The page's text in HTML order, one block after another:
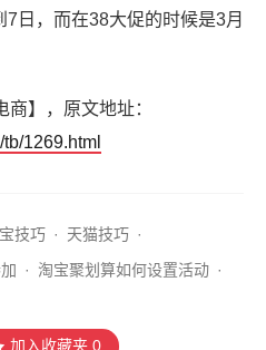
日，而在38大促的时候是3月
】，原文地址：
1269.html
技巧 · 天猫技巧 ·
· 淘宝聚划算如何设置活动 ·
加入收藏夹 0